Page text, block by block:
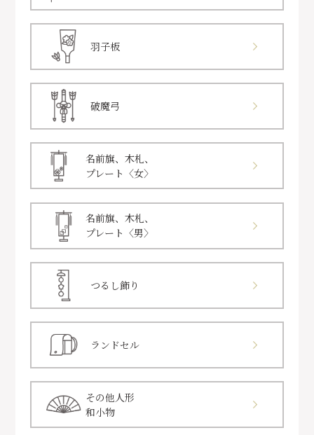
羽子板
破魔弓
名前旗、木札、
プレート〈女〉
名前旗、木札、
プレート〈男〉
つるし飾り
ランドセル
その他人形
和小物